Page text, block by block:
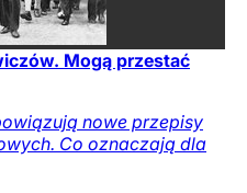
Mogą przestać
nowe przepisy
Co oznaczają dla